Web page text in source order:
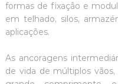
formas de fixação e
em telhado, silos,
aplicações.
As ancoragens
de vida de múltiplos